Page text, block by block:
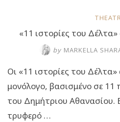
«11 ιστορίες του
by MARKELLA
Οι «11 ιστορίες του
μονόλογο, βασισμένο σε 11
του Δημήτριου Αθανασίου.
τρυφερό …